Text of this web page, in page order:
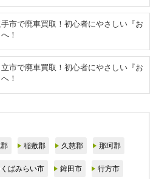
市で廃車買取！初心者にやさしい『お
！
市で廃車買取！初心者にやさしい『お
！
稲敷郡 久慈郡 那珂郡
ばみらい市 鉾田市 行方市